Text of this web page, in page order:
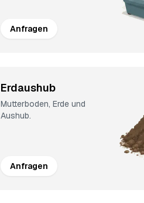
Anfragen
Erdaushub
Mutterboden, Erde und
Aushub.
Anfragen